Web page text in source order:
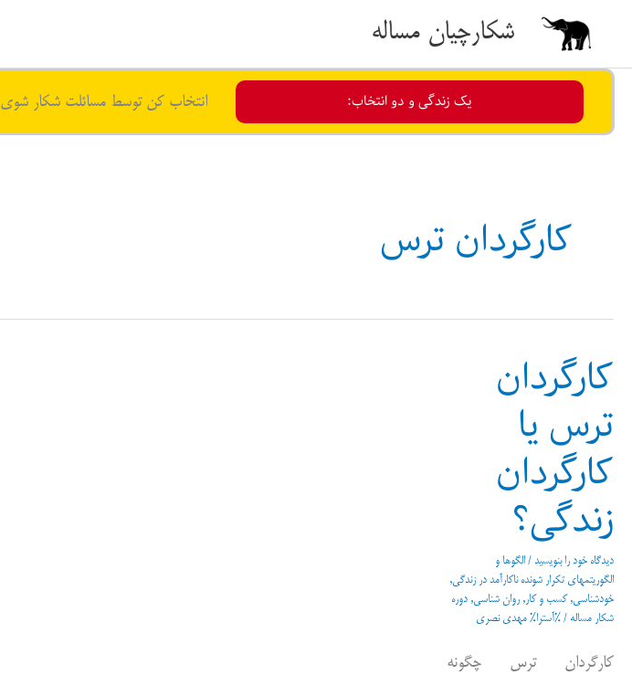
شکارچیان مساله
یک زندگی و دو انتخاب: انتخاب کن توسط مسائلت شکار شوی
کارگردان ترس
کارگردان
ترس یا
کارگردان
زندگی؟
دیدگاه‌ خود را بنویسید / الگوها و
الگوریتمهای تکرار شونده ناکارآمد در زندگی,
خودشناسی,کسب و کار ,روان شناسی, دوره
شکار مساله / %آسترا% مهدی نصری
کارگردان ترس چگونه